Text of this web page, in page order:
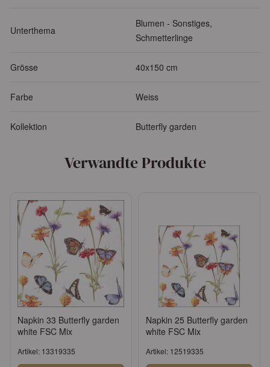
Unterthema
Blumen - Sonstiges,
Schmetterlinge
Grösse 40x150 cm
Farbe Weiss
Kollektion Butterfly garden
Verwandte Produkte
Napkin 33 Butterfly garden
white FSC Mix
Artikel: 13319335
Napkin 25 Butterfly garden
white FSC Mix
Artikel: 12519335